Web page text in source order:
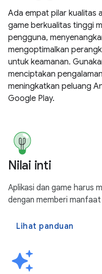
Ada empat pilar kualitas
game berkualitas tinggi
pengguna,
mengoptimalkan
untuk keamanan.
menciptakan
meningkatkan peluang
Google Play.
Nilai inti
Aplikasi dan game harus
dengan memberi
Lihat panduan